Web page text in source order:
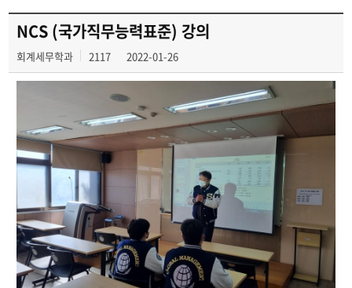
교육과정
NCS (국가직무능력표준) 강의
회계세무학과 2117 2022-01-26